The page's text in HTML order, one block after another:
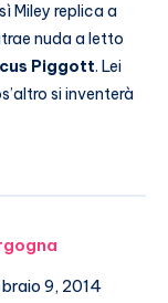
Miley replica a
nuda a letto
Piggott. Lei
si inventerà
9, 2014